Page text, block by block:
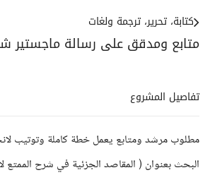
متابع ومدقق على رسالة ماجستير
كتابة، تحرير، ترجمة ولغات
تفاصيل المشروع
مطلوب مرشد ومتابع يعمل خطة كاملة وتوتيب
البحث بعنوان ( المقاصد الجزئية في شرح الممتع